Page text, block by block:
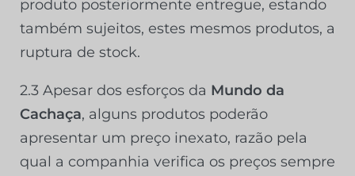
produto posteriormente entregue, estando
também sujeitos, estes mesmos produtos, a
ruptura de stock.
2.3 Apesar dos esforços da Mundo da
Cachaça, alguns produtos poderão
apresentar um preço inexato, razão pela
qual a companhia verifica os preços sempre